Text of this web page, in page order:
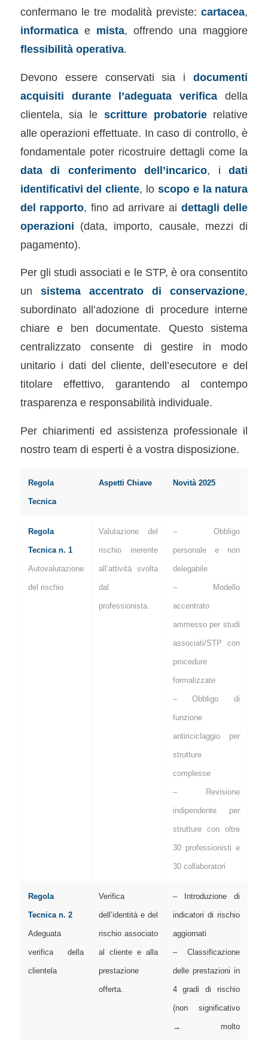
confermano le tre modalità previste:cartacea,
informaticae mista, offrendo una maggiore
flessibilità operativa.
Devono essere conservati sia idocumenti
acquisiti durante l’adeguata verifica della
clientela, sia le scritture probatorierelative
alle operazioni effettuate. In caso di controllo, è
fondamentale poter ricostruire dettagli come la
data di conferimento dell’incarico, idati
identificativi del cliente, lo scopo e la natura
del rapporto, fino ad arrivare ai dettagli delle
operazioni (data, importo, causale, mezzi di
pagamento).
Per gli studi associati e le STP, è ora consentito
un sistema accentrato di conservazione,
subordinato all’adozione di procedure interne
chiare e ben documentate. Questo sistema
centralizzato consente di gestire in modo
unitario i dati del cliente, dell’esecutore e del
titolare effettivo, garantendo al contempo
trasparenza e responsabilità individuale.
Per chiarimenti ed assistenza professionale il
nostro team di esperti è a vostra disposizione.
Regola
Tecnica
Aspetti Chiave Novità 2025
Regola
Tecnica n. 1
Autovalutazione
del rischio
Valutazione del
rischio inerente
all’attività svolta
dal
professionista.
– Obbligo
personale e non
delegabile
– Modello
accentrato
ammesso per studi
associati/STP con
procedure
formalizzate
– Obbligo di
funzione
antiriciclaggio per
strutture
complesse
– Revisione
indipendente per
strutture con oltre
30 professionisti e
30 collaboratori
Regola
Tecnica n. 2
Adeguata
verifica della
clientela
Verifica
dell’identità e del
rischio associato
al cliente e alla
prestazione
offerta.
– Introduzione di
indicatori di rischio
aggiornati
– Classificazione
delle prestazioni in
4 gradi di rischio
(non significativo
→ molto